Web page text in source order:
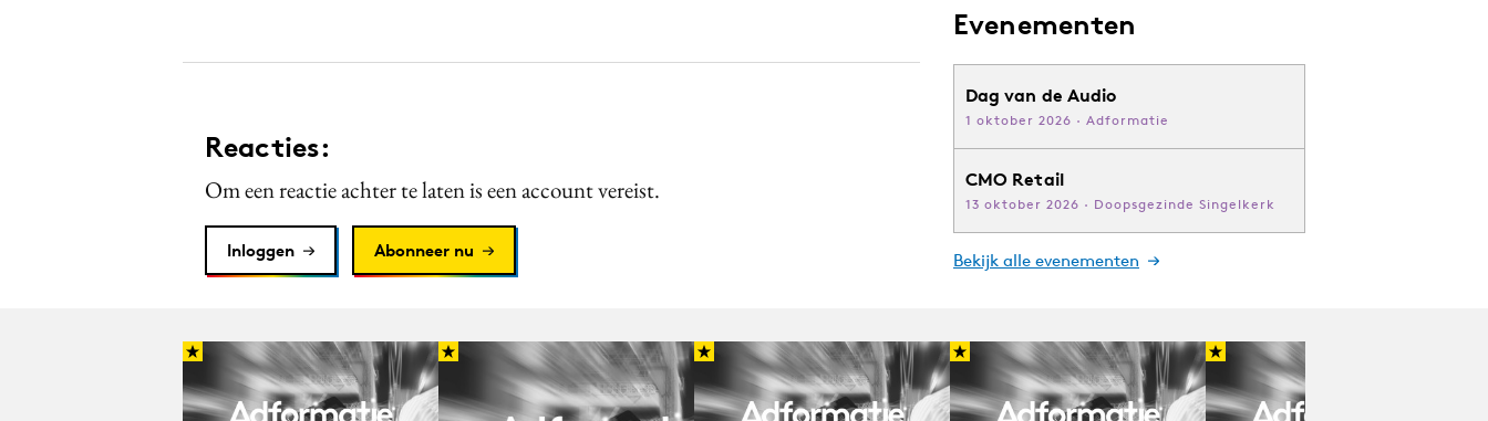
Reacties:
Om een reactie achter te laten is een account vereist.
Inloggen Abonneer nu
Evenementen
Dag van de Audio
1 oktober 2026 · Adformatie
CMO Retail
13 oktober 2026 · Doopsgezinde Singelkerk
Bekijk alle evenementen